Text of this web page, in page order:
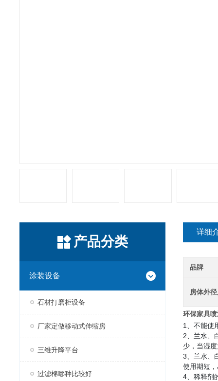
产品分类
涂装设备
石材打磨柜设备
厂家定做移动式伸缩房
三维升降平台
过滤棉哪种比较好
详细
品牌
房体外
环保家具
1、不能使
2、兰水、
少，当湿
3、兰水、
使用期短
4、稀释剂